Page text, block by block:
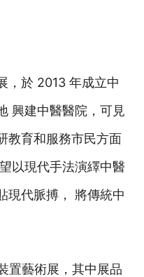
，於 2013 年成立中
興建中醫醫院，可見
教育和服務市民方面
以現代手法演繹中醫
現代脈搏， 將傳統中
置藝術展，其中展品